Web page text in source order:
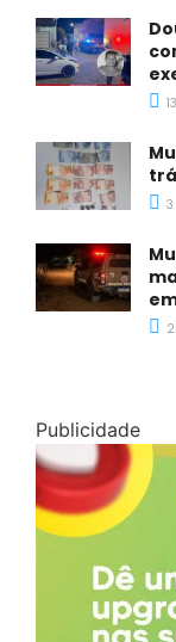
Publicidade